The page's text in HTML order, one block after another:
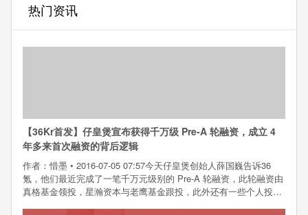
热门资讯
【36Kr首发】仔皇煲宣布获得千万级 Pre-A 轮融资，成立 4
年多来首次融资的背后逻辑
作者：惜墨 • 2016-07-05 07:57今天仔皇煲创始人薛国巍告诉36
氪，他们最近完成了一笔千万元级别的 Pre-A 轮融资，此轮融资由
真格基金领投，星瀚资本与老鹰基金跟投，此外还有一些个人投资